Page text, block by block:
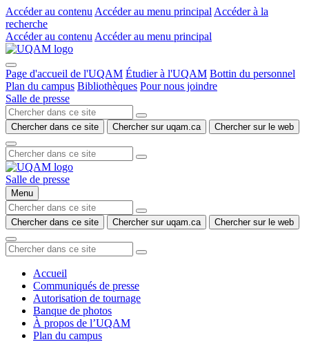
Accéder au contenu Accéder au menu principal Accéder à la
recherche
Accéder au contenu Accéder au menu principal
Page d'accueil de l'UQAM Étudier à l'UQAM Bottin du personnel
Plan du campus Bibliothèques Pour nous joindre
Salle de presse
Chercher dans ce site Chercher sur uqam.ca Chercher sur le web
Salle de presse
Menu
Chercher dans ce site Chercher sur uqam.ca Chercher sur le web
Accueil
Communiqués de presse
Autorisation de tournage
Banque de photos
À propos de l’UQAM
Plan du campus